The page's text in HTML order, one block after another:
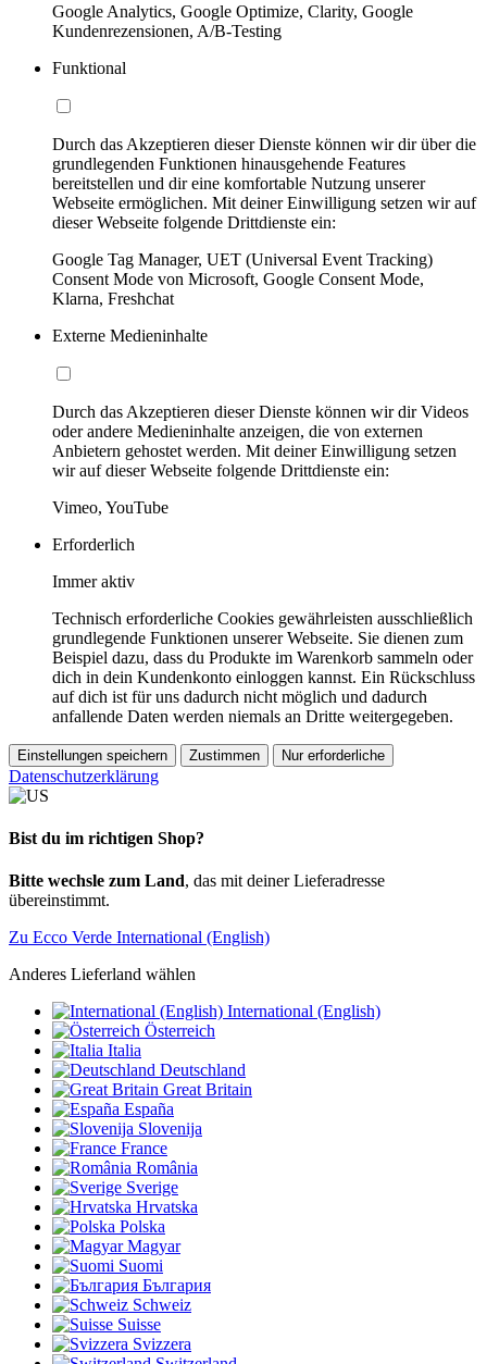
Google Analytics, Google Optimize, Clarity, Google
Kundenrezensionen, A/B-Testing
Funktional
Durch das Akzeptieren dieser Dienste können wir dir über die
grundlegenden Funktionen hinausgehende Features
bereitstellen und dir eine komfortable Nutzung unserer
Webseite ermöglichen. Mit deiner Einwilligung setzen wir auf
dieser Webseite folgende Drittdienste ein:
Google Tag Manager, UET (Universal Event Tracking)
Consent Mode von Microsoft, Google Consent Mode,
Klarna, Freshchat
Externe Medieninhalte
Durch das Akzeptieren dieser Dienste können wir dir Videos
oder andere Medieninhalte anzeigen, die von externen
Anbietern gehostet werden. Mit deiner Einwilligung setzen
wir auf dieser Webseite folgende Drittdienste ein:
Vimeo, YouTube
Erforderlich
Immer aktiv
Technisch erforderliche Cookies gewährleisten ausschließlich
grundlegende Funktionen unserer Webseite. Sie dienen zum
Beispiel dazu, dass du Produkte im Warenkorb sammeln oder
dich in dein Kundenkonto einloggen kannst. Ein Rückschluss
auf dich ist für uns dadurch nicht möglich und dadurch
anfallende Daten werden niemals an Dritte weitergegeben.
Einstellungen speichern Zustimmen Nur erforderliche
Datenschutzerklärung
Bist du im richtigen Shop?
Bitte wechsle zum Land, das mit deiner Lieferadresse
übereinstimmt.
Zu Ecco Verde International (English)
Anderes Lieferland wählen
International (English)
Österreich
Italia
Deutschland
Great Britain
España
Slovenija
France
România
Sverige
Hrvatska
Polska
Magyar
Suomi
България
Schweiz
Suisse
Svizzera